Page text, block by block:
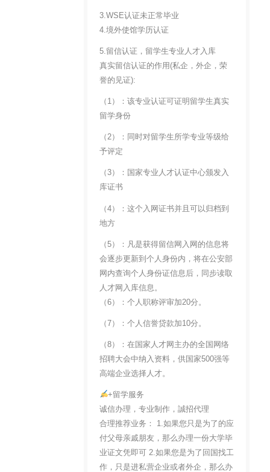
3.WSE认证未正常毕业
4.境外使馆学历认证
5.留信认证，留学生专业人才入库
真实留信认证的作用(私企，外企，荣
誉的见证):
（1）：该专业认证可证明留学生真实
留学身份
（2）：同时对留学生所学专业等级给
予评定
（3）：国家专业人才认证中心颁发入
库证书
（4）：这个入网证书并且可以归档到
地方
（5）：凡是获得留信网入网的信息将
会逐步更新到个人身份内，将在公安部
网内查询个人身份证信息后，同步读取
人才网入库信息。
（6）：个人职称评审加20分。
（7）：个人信誉贷款加10分。
（8）：在国家人才网主办的全国网络
招聘大会中纳入资料，供国家500强等
高端企业选择人才。
+留学服务
诚信办理，专业制作，誠招代理
合理推荐业务： 1.如果您只是为了的应
付父母亲戚朋友，那么办理一份大学毕
业证文凭即可 2.如果您是为了回国找工
作，只是进私营企业或者外企，那么办